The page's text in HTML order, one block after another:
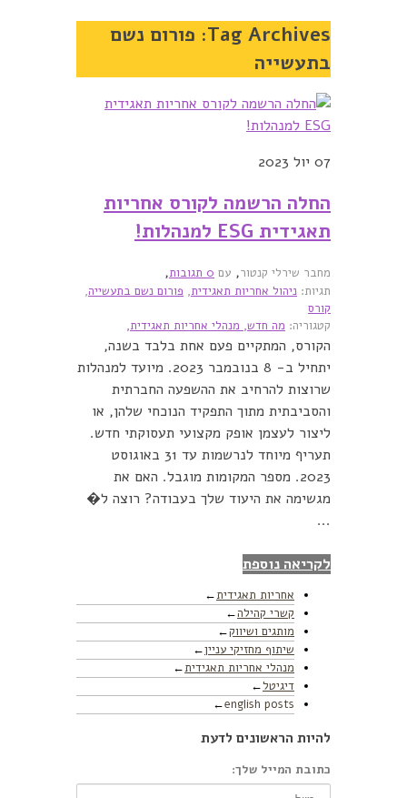
Tag Archives: פורום נשם
בתעשייה
07 יול 2023
החלה הרשמה לקורס אחריות
תאגידית ESG למנהלות!
מחבר שירלי קנטור, עם 0 תגובות ,
קטגוריה: מה חדש, מנהלי אחריות תאגידית,
תגיות: ניהול אחריות תאגידית, פורום נשם בתעשייה,
קורס
הקורס, המתקיים פעם אחת בלבד בשנה,
יתחיל ב- 8 בנובמבר 2023. מיועד למנהלות
שרוצות להרחיב את ההשפעה החברתית
והסביבתית מתוך התפקיד הנוכחי שלהן, או
ליצור לעצמן אופק מקצועי תעסוקתי חדש.
תעריף מיוחד לנרשמות עד 31 באוגוסט
2023. מספר המקומות מוגבל. האם את
מגשימה את היעוד שלך בעבודה? רוצה ל�
...
לקריאה נוספת
אחריות תאגידית
קשרי קהילה
מותגים ושיווק
שיתוף מחזיקי עניין
מנהלי אחריות תאגידית
דיגיטל
english posts
להיות הראשונים לדעת
כתובת המייל שלך: